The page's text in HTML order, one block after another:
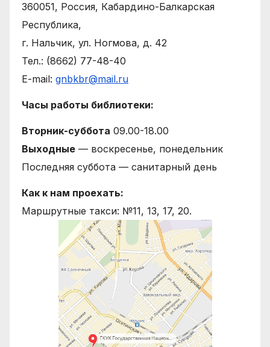
360051, Россия, Кабардино-Балкарская
Республика,
г. Нальчик, ул. Ногмова, д. 42
Тел.: (8662) 77-48-40
E-mail: gnbkbr@mail.ru
Часы работы библиотеки:
Вторник-суббота 09.00-18.00
Выходные — воскресенье, понедельник
Последняя суббота — санитарный день
Как к нам проехать:
Маршрутные такси: №11, 13, 17, 20.